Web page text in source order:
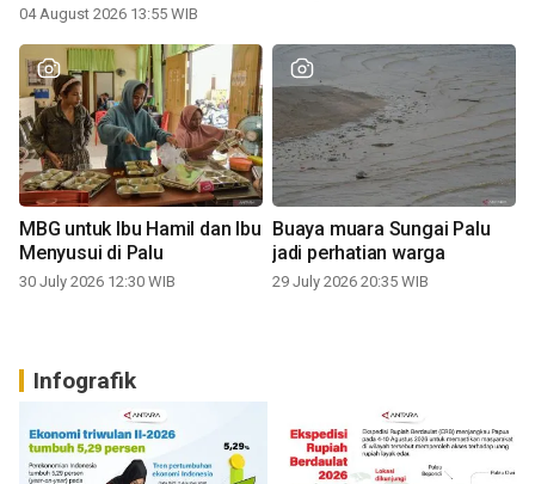
04 August 2026 13:55 WIB
MBG untuk Ibu Hamil dan Ibu
Menyusui di Palu
30 July 2026 12:30 WIB
Buaya muara Sungai Palu
jadi perhatian warga
29 July 2026 20:35 WIB
Infografik